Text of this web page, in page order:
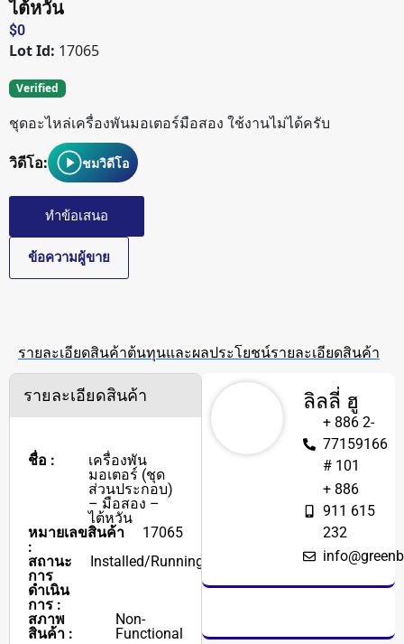
ไต้หวัน
$0
Lot Id: 17065
Verified
ชุดอะไหล่เครื่องพันมอเตอร์มือสอง ใช้งานไม่ได้ครับ
วิดีโอ:
ชมวิดีโอ
ทำข้อเสนอ
ข้อความผู้ขาย
รายละเอียดสินค้าต้นทุนและผลประโยชน์รายละเอียดสินค้า
รายละเอียดสินค้า
ชื่อ :
เครื่องพัน
มอเตอร์ (ชุด
ส่วนประกอบ)
– มือสอง –
ไต้หวัน
หมายเลขสินค้า
:
17065
สถานะ
การ
ดำเนิน
การ :
Installed/Running
สภาพ
สินค้า :
Non-
Functional
ลิลลี่ ฮู
+ 886 2-
77159166
# 101
+ 886
911 615
232